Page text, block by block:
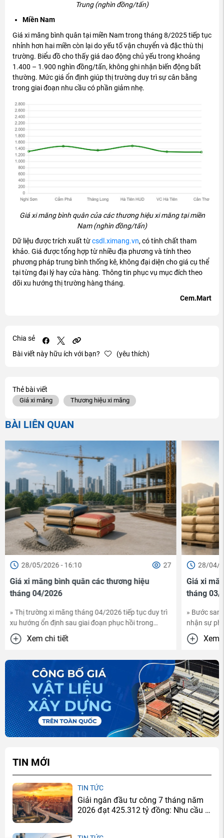
Trung (nghìn đồng/tấn)
Miền Nam
Giá xi măng bình quân tại miền Nam trong tháng 8/2025 tiếp tục
nhỉnh hơn hai miền còn l ại do yếu tố vận chuyển và đặc thù thị
trường. Biểu đồ cho thấy giá daođộng chủ yếu trong khoảng
1.400 – 1.900 nghìn đồng/tấn, không ghi nhận biến động bất
thường. Mức giá ổn định giúp thị trường duy trì sự cân bằng
trong giaiđoạn nhu cầu có phần giảm nhẹ.
Giá xi măng bình quân của các thương hiệu xi măng tại miền
Nam (nghìn đồng/tấn)
Dữ liệu được trích xuất từcsdl.ximang.vn, có tính chất tham
khảo. Giá được tổng hợp từ nhiều địa phương và tính theo
phương pháp trung bình thống kê, không đại diện cho giá cụ thể
tại từng đại l ý hay cửa hàng. Thông tin phục vụ mụcđích theo
dõi xu hướng thị trường hàng tháng.
Cem.Mart
Chia sẻ
Bài viết này hữu ích với bạn?
(yêu thích)
Thẻ bài viết
Giá xi măng Thương hiệu xi măng
BÀI LIÊN QUAN
28/05/2026 - 16:10 27
Giá xi măng bình quân các thương hiệu
tháng 04/2026
» Thị trường xi măng tháng 04/2026 tiếp tục duy trì
xu hướng ổn định sau giai đoạn phục hồi trong
tháng 03. Mặt bằng ...
Xem chi tiết
28/04/
Giá xi
tháng 03/
» Bước
nhận sự
kỳ nghỉ
Xem
TIN MỚI
TIN TỨC
Giải ngân đầu tư công 7 tháng năm
2026 đạt 425.312 tỷ đồng: Nhu cầu xi